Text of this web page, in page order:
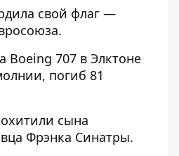
свой флаг —
Boeing 707 в Элктоне
погиб 81
сына
Фрэнка Синатры.